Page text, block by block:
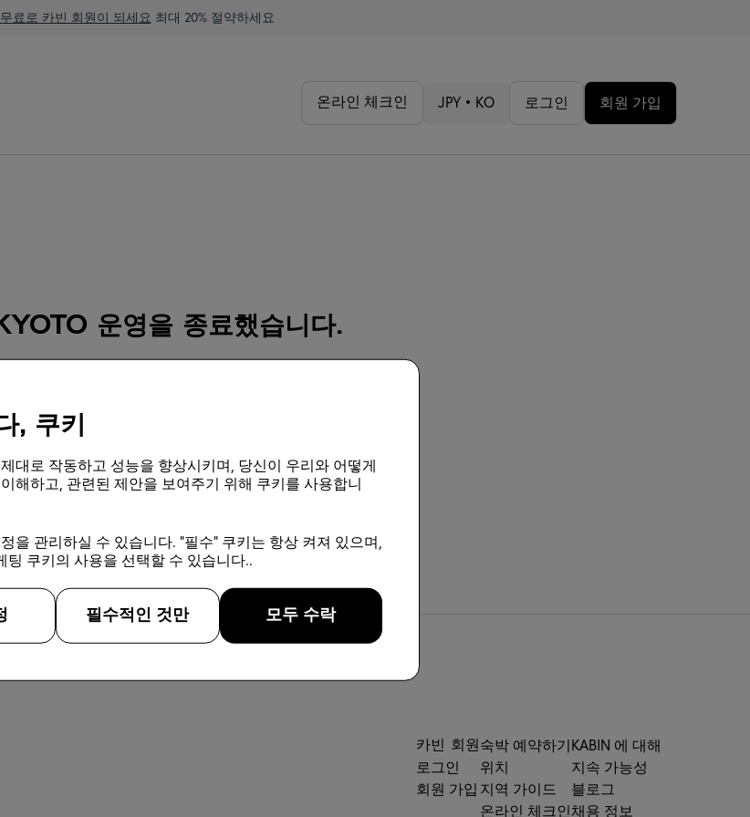
, 쿠키
대로 작동하고 성능을 향상시키며, 당신이 우리와 어떻게
해하고, 관련된 제안을 보여주기 위해 쿠키를 사용합니
을 관리하실 수 있습니다. "필수" 쿠키는 항상 켜져 있으며,
팅 쿠키의 사용을 선택할 수 있습니다..
필수적인 것만 모두 수락
무료로 카빈 회원이 되세요 최대 20% 절약하세요
온라인 체크인 JPY • KO 로그인 회원 가입
운영을 종료했습니다.
다른 호텔 보기 →
카빈 회원
로그인
회원 가입
숙박 예약하기
위치
지역 가이드
온라인 체크인
KABIN 에 대해
지속 가능성
블로그
채용 정보